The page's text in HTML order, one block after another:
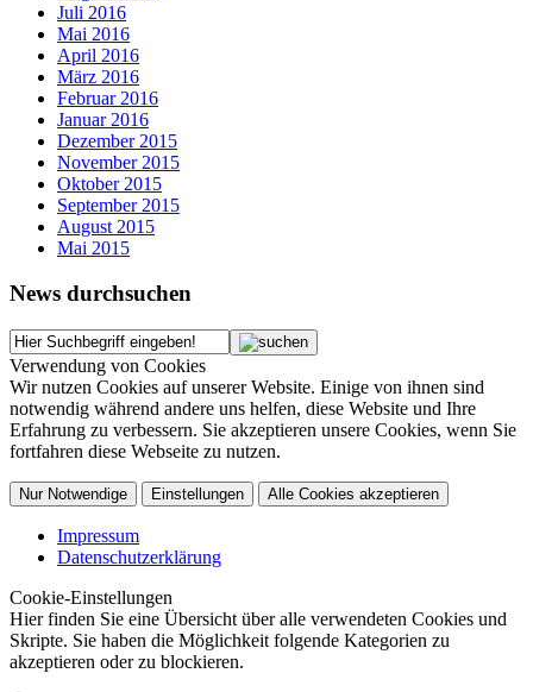
Juli 2016
Mai 2016
April 2016
März 2016
Februar 2016
Januar 2016
Dezember 2015
November 2015
Oktober 2015
September 2015
August 2015
Mai 2015
News durchsuchen
Verwendung von Cookies
Wir nutzen Cookies auf unserer Website. Einige von ihnen sind
notwendig während andere uns helfen, diese Website und Ihre
Erfahrung zu verbessern. Sie akzeptieren unsere Cookies, wenn Sie
fortfahren diese Webseite zu nutzen.
Nur Notwendige Einstellungen Alle Cookies akzeptieren
Impressum
Datenschutzerklärung
Cookie-Einstellungen
Hier finden Sie eine Übersicht über alle verwendeten Cookies und
Skripte. Sie haben die Möglichkeit folgende Kategorien zu
akzeptieren oder zu blockieren.